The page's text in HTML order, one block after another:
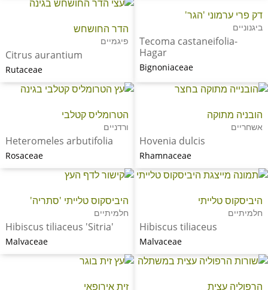
דק פרי ערמוני 'הגר'
ביגנוניים
Tecoma castaneifolia-
Hagar
Bignoniaceae
הדר החושחש
פיגמיים
Citrus aurantium
Rutaceae
הובניה מתוקה
אשחריים
Hovenia dulcis
Rhamnaceae
הטרומליס קטלבי
ורדניים
Heteromeles arbutifolia
Rosaceae
היביסקוס טלייתי
חלמיתיים
Hibiscus tiliaceus
Malvaceae
היביסקוס טלייתי 'סתריה'
חלמיתיים
Hibiscus tiliaceus 'Sitria'
Malvaceae
הרפוליה עצית זית אירופאי